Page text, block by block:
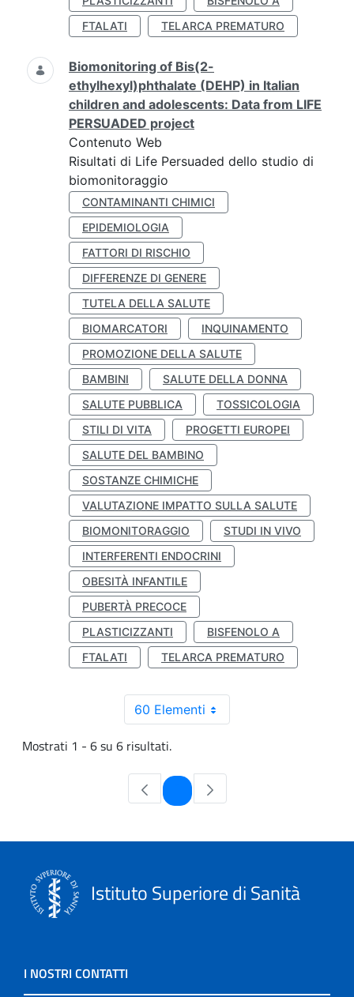
FTALATI
TELARCA PREMATURO
Biomonitoring of Bis(2-
ethylhexyl)phthalate (DEHP) in Italian
children and adolescents: Data from LIFE
PERSUADED project
Contenuto Web
Risultati di Life Persuaded dello studio di
biomonitoraggio
CONTAMINANTI CHIMICI
EPIDEMIOLOGIA
FATTORI DI RISCHIO
DIFFERENZE DI GENERE
TUTELA DELLA SALUTE
BIOMARCATORI
INQUINAMENTO
PROMOZIONE DELLA SALUTE
BAMBINI
SALUTE DELLA DONNA
SALUTE PUBBLICA
TOSSICOLOGIA
STILI DI VITA
PROGETTI EUROPEI
SALUTE DEL BAMBINO
SOSTANZE CHIMICHE
VALUTAZIONE IMPATTO SULLA SALUTE
BIOMONITORAGGIO
STUDI IN VIVO
INTERFERENTI ENDOCRINI
OBESITÀ INFANTILE
PUBERTÀ PRECOCE
PLASTICIZZANTI
BISFENOLO A
FTALATI
TELARCA PREMATURO
60 Elementi
Mostrati 1 - 6 su 6 risultati.
Pagina
Istituto Superiore di Sanità
I NOSTRI CONTATTI